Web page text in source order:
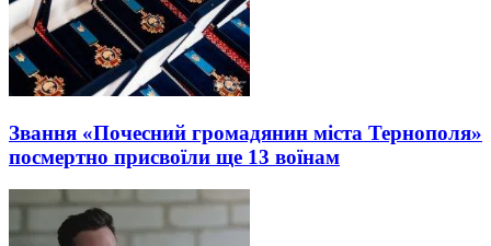
Звання «Почесний громадянин міста Тернополя»
посмертно присвоїли ще 13 воїнам